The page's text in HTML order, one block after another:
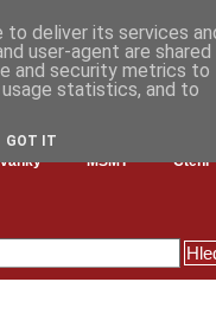
MŠMT Čtení
to deliver its services
user-agent are shared
and security metrics to
statistics, and to
GOT IT